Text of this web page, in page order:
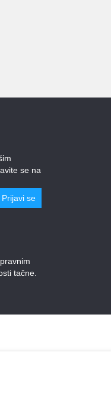
se na
Prijavi se
tačne.